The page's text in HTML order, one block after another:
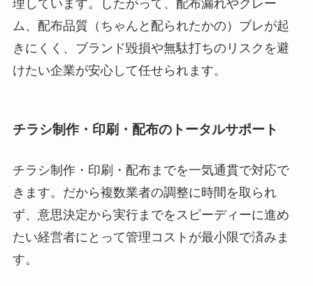
理しています。したがって、配布漏れやクレー
ム、配布品質（ちゃんと配られたかの）ブレが起
きにくく、ブランド毀損や無駄打ちのリスクを避
けたい企業が安心して任せられます。
チラシ制作・印刷・配布のトータルサポート
チラシ制作・印刷・配布までを一気通貫で対応で
きます。だから複数業者の調整に時間を取られ
ず、意思決定から実行までをスピーディーに進め
たい経営者にとって管理コストが最小限で済みま
す。